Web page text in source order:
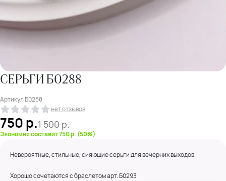
СЕРЬГИ Б0288
Артикул Б0288
нет отзывов
750р.1 500р.
Экономия составит 750 р. (50%)
Невероятные, стильные, сияющие серьги для вечерних выходов.
Хорошо сочетаются с браслетом арт. Б0293